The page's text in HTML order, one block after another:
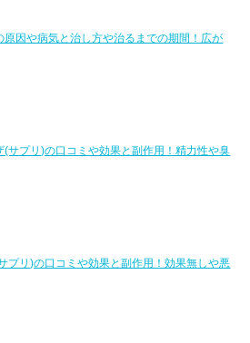
原因や病気と治し方や治るまでの期間！広が
(サプリ)の口コミや効果と副作用！精力性や臭
プリ)の口コミや効果と副作用！効果無しや悪